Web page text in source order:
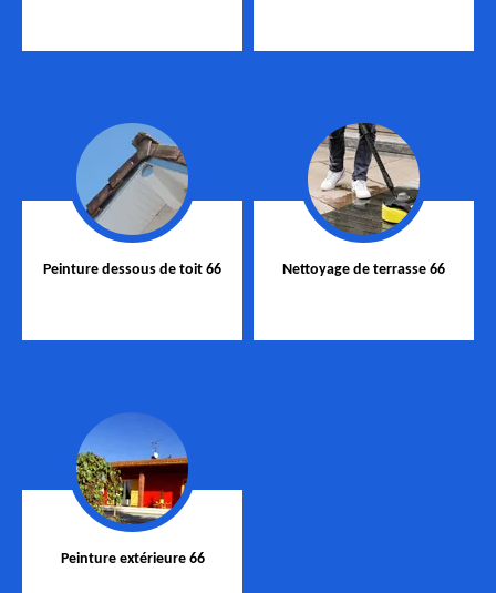
Peinture dessous de toit 66 Nettoyage de terrasse 66
Peinture extérieure 66